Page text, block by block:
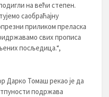
на већи степен.
саобраћајну
приликом преласка
свих прописа
посљедица.“,
Дарко Томаш рекао је да
подржава